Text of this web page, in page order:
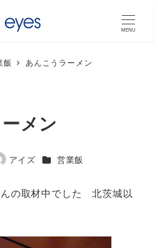
MENU
飯 あんこうラーメン
メン
アイズ カテゴリー
営業飯
の取材中でした 北茨城以